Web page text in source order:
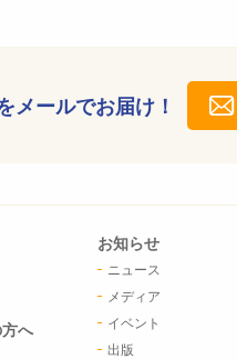
メールでお届け！
へ
お知らせ
ニュース
メディア
イベント
出版